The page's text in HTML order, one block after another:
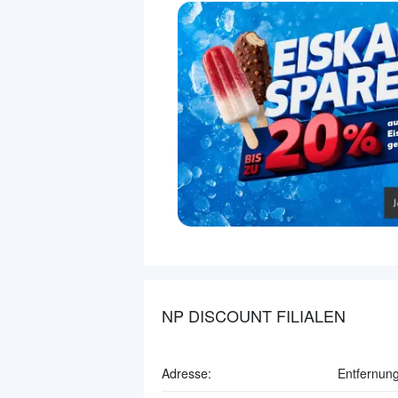
NP DISCOUNT FILIALEN
Adresse: